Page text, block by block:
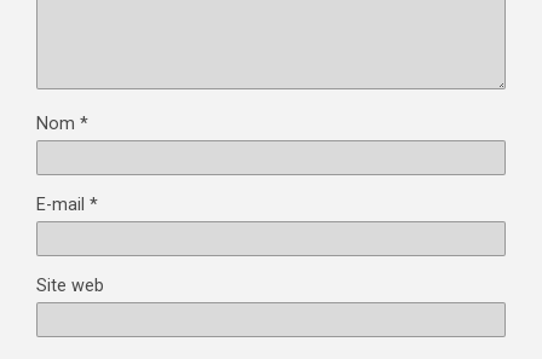
Nom *
E-mail *
Site web